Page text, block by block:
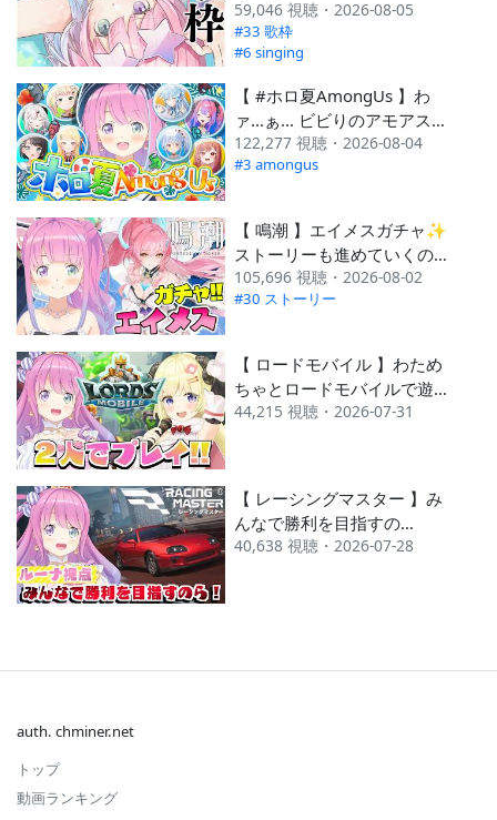
Singing🎶【姫森ルーナ/ホロ
ライブ】
59,046 視聴・2026-08-05
#33 歌枠
#6 singing
【 #ホロ夏AmongUs 】わ
ァ...ぁ... ビビりのアモアスが
始まる…のらっ…(；o；🍬)
【姫森ルーナ/ホロライブ】
122,277 視聴・2026-08-04
#3 amongus
【 鳴潮 】エイメスガチャ✨
ストーリーも進めていくの
ら！！！第4章第2幕 Ver.3.5
＃25【姫森ルーナ/ホロライ
105,696 視聴・2026-08-02
#30 ストーリー
【 ロードモバイル 】わため
ちゃとロードモバイルで遊ん
でみるのら！！！【姫森ルー
44,215 視聴・2026-07-31
【 レーシングマスター 】み
んなで勝利を目指すの
ら！！！【姫森ルーナ/ホロ
40,638 視聴・2026-07-28
auth. chminer.net
トップ
動画ランキング